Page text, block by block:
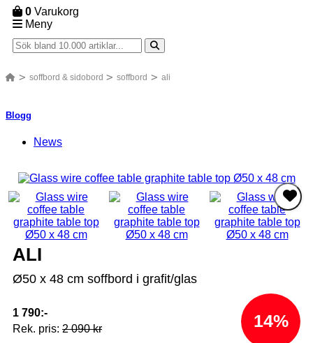
0 Varukorg
Meny
soffbord & sidobord soffbord ali
Blogg
News
ALI
Ø50 x 48 cm soffbord i grafit/glas
1 790:-
Rek. pris: 2 090 kr 14%